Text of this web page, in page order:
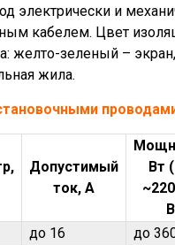
электрически и
кабелем. Цвет
желто-зеленый –
жила.
Допустимый
ток, А
Вт
до 16
до